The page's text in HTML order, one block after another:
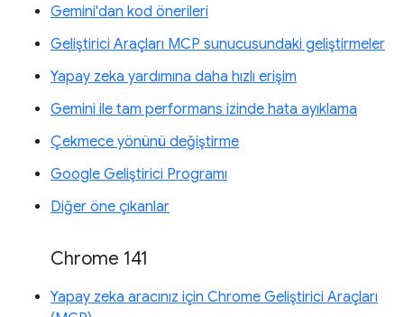
Gemini'dan kod önerileri
Geliştirici Araçları MCP sunucusundaki geliştirmeler
Yapay zeka yardımına daha hızlı erişim
Gemini ile tam performans izinde hata ayıklama
Çekmece yönünü değiştirme
Google Geliştirici Programı
Diğer öne çıkanlar
Chrome 141
Yapay zeka aracınız için Chrome Geliştirici Araçları